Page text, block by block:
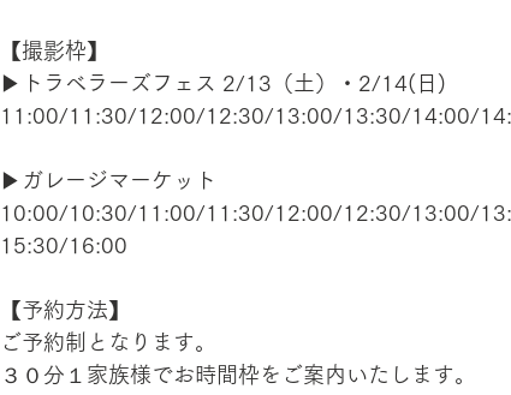
【撮影枠】
▶︎トラベラーズフェス 2/13（土）・2/14(日)
11:00/11:30/12:00/12:30/13:00/13:30/14:00/
▶︎ガレージマーケット
10:00/10:30/11:00/11:30/12:00/12:30/13:00/
15:30/16:00
【予約方法】
ご予約制となります。
３０分１家族様でお時間枠をご案内いたします。